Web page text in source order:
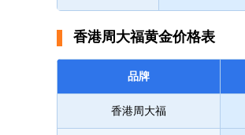
香港周大福黄金价格表
品牌
香港周大福